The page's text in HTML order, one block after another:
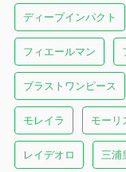
ディープインパクト
フィエールマン
ブラストワンピース
モレイラ モーリ
レイデオロ 三浦